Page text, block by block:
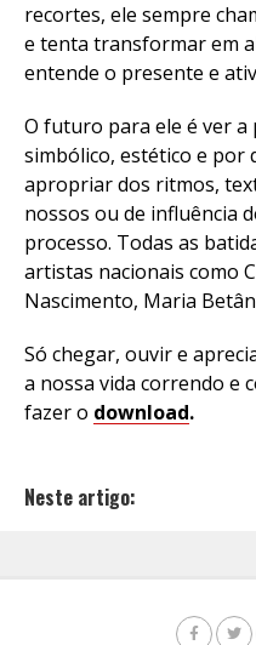
recortes, ele sempre
e tenta transformar em
entende o presente e
O futuro para ele é ver
simbólico, estético e por
apropriar dos ritmos,
nossos ou de influência
processo. Todas as
artistas nacionais como
Nascimento, Maria
Só chegar, ouvir e
a nossa vida correndo e
fazer o download.
Neste artigo: